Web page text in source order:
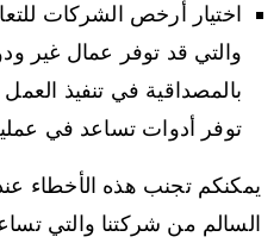
اختيار أرخص الشركات
والتي قد توفر عمال غير
بالمصداقية في تنفيذ
توفر أدوات تساعد في
يمكنكم تجنب هذه
السالم من شركتنا والتي